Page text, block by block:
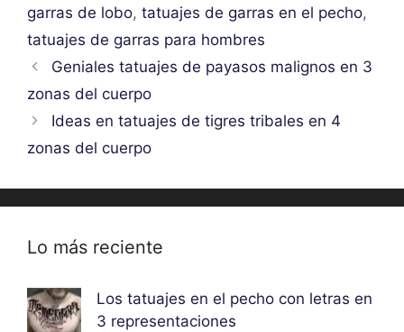
garras de lobo, tatuajes de garras en el pecho,
tatuajes de garras para hombres
Geniales tatuajes de payasos malignos en 3
zonas del cuerpo
Ideas en tatuajes de tigres tribales en 4
zonas del cuerpo
Lo más reciente
Los tatuajes en el pecho con letras en
3 representaciones